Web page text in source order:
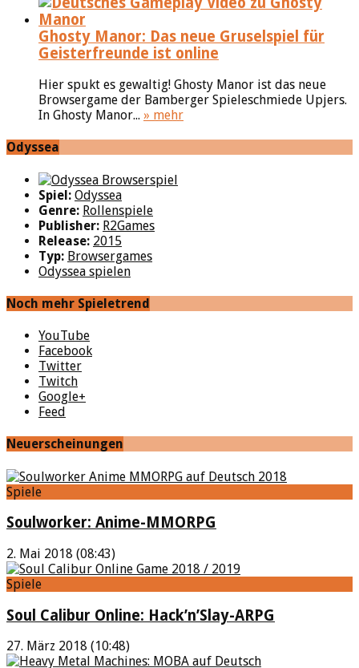
Ghosty Manor: Das neue Gruselspiel für
Geisterfreunde ist online
Hier spukt es gewaltig! Ghosty Manor ist das neue
Browsergame der Bamberger Spieleschmiede Upjers.
In Ghosty Manor... » mehr
Odyssea
Spiel: Odyssea
Genre: Rollenspiele
Publisher: R2Games
Release: 2015
Typ: Browsergames
Odyssea spielen
Noch mehr Spieletrend
YouTube
Facebook
Twitter
Twitch
Google+
Feed
Neuerscheinungen
Spiele
Soulworker: Anime-MMORPG
2. Mai 2018 (08:43)
Spiele
Soul Calibur Online: Hack’n’Slay-ARPG
27. März 2018 (10:48)